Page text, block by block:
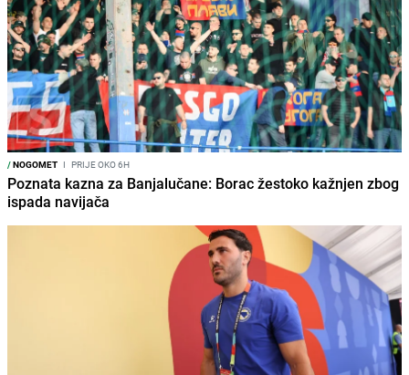
/NOGOMET I PRIJE OKO 6H
Poznata kazna za Banjalučane: Borac žestoko kažnjen zbog
ispada navijača